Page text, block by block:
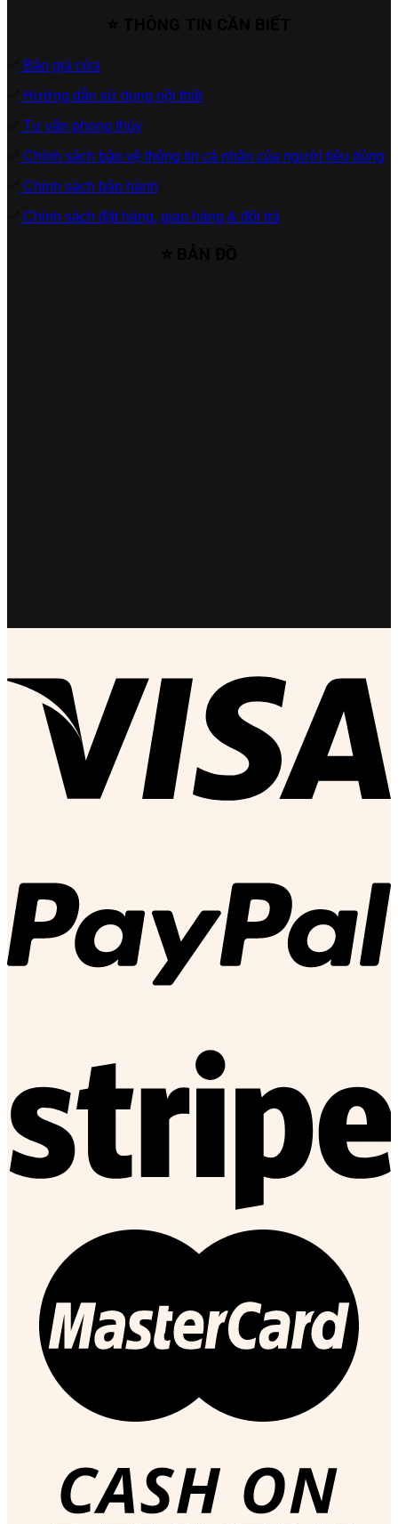
Báo giá cửa
Hướng dẫn sử dụng nội thất
Tư vấn phong thủy
Chính sách bảo vệ thông tin cá nhân của người tiêu dùng
Chính sách bảo hành
Chính sách đặt hàng, giao hàng & đổi trả